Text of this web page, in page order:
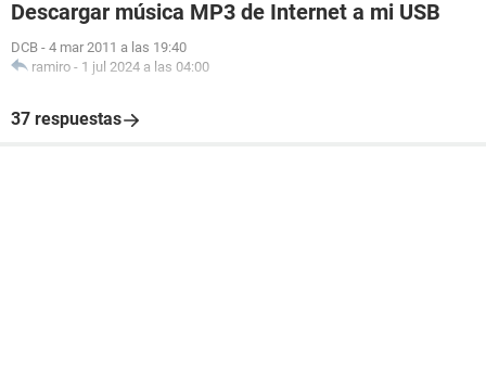
Descargar música MP3 de Internet a mi USB
DCB - 4 mar 2011 a las 19:40
ramiro - 1 jul 2024 a las 04:00
37 respuestas